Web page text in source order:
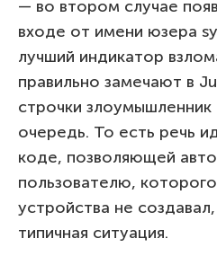
— во втором случае
входе от имени юзера
лучший индикатор
правильно замечают в
строчки
очередь. То есть речь
коде, позволяющей
пользователю,
устройства не
типичная ситуация.